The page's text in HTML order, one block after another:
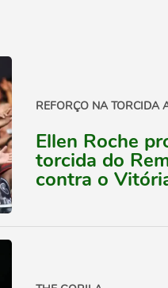
REFORÇO NA TORCIDA
Ellen Roche
torcida do
contra o